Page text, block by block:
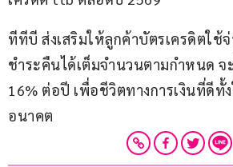
ทีทีบี ส่งเสริมให้ลูกค้าบัตรเครดิตใช้
ชำระคืนได้เต็มจำนวนตามกำหนด จ
16% ต่อปี เพื่อชีวิตทางการเงินที่ดีทั้
อนาคต